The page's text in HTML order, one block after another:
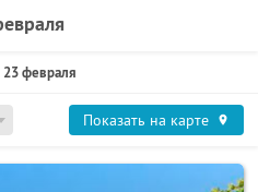
23 февраля
Показать на карте